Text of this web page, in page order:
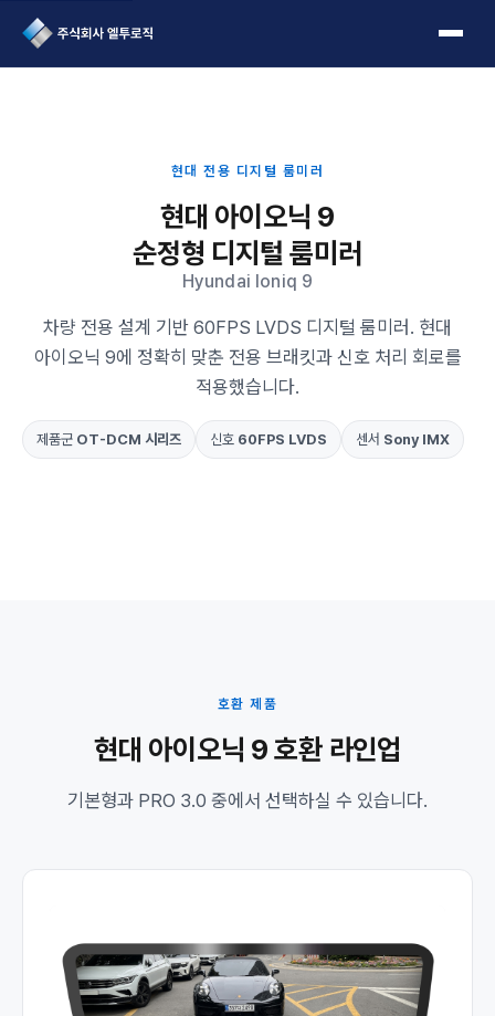
L2Logic 1onetake
현대 전용 디지털 룸미러
현대 아이오닉 9
순정형 디지털 룸미러
Hyundai Ioniq 9
차량 전용 설계 기반 60FPS LVDS 디지털 룸미러. 현대
아이오닉 9에 정확히 맞춘 전용 브래킷과 신호 처리 회로를
적용했습니다.
제품군 OT-DCM 시리즈 신호 60FPS LVDS 센서 Sony IMX
호환 제품
현대 아이오닉 9 호환 라인업
기본형과 PRO 3.0 중에서 선택하실 수 있습니다.